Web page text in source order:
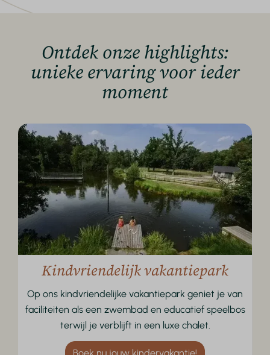
Ontdek onze highlights:
unieke ervaring voor ieder
moment
Kindvriendelijk vakantiepark
Op ons kindvriendelijke vakantiepark geniet je van
faciliteiten als een zwembad en educatief speelbos
terwijl je verblijft in een luxe chalet.